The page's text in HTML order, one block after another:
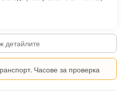
детайлите
Часове за проверка